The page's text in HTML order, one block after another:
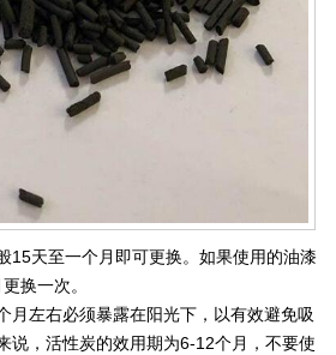
15天至一个月即可更换。如果使用的油漆
换一次。
月左右必须暴露在阳光下，以有效避免吸
说，活性炭的效用期为6-12个月，不要使